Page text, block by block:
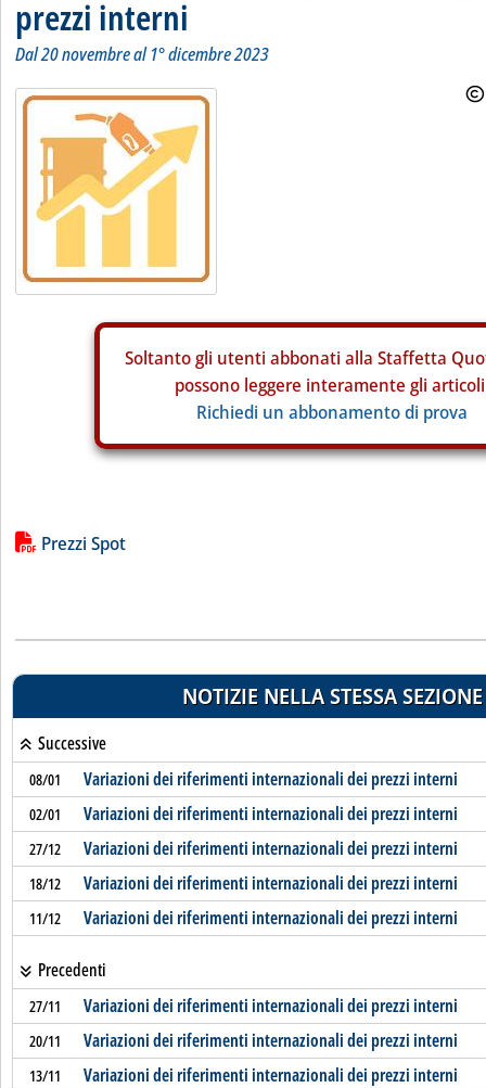
prezzi interni
Dal 20 novembre al 1° dicembre 2023
Soltanto gli utenti abbonati alla Staffetta
possono leggere interamente gli
Richiedi un abbonamento di prova
Lista allegati PDF alla notizia
Prezzi Spot
NOTIZIE NELLA STESSA SEZIONE
Successive
08/01 Variazioni dei riferimenti internazionali dei prezzi interni
02/01 Variazioni dei riferimenti internazionali dei prezzi interni
27/12 Variazioni dei riferimenti internazionali dei prezzi interni
18/12 Variazioni dei riferimenti internazionali dei prezzi interni
11/12 Variazioni dei riferimenti internazionali dei prezzi interni
Precedenti
27/11 Variazioni dei riferimenti internazionali dei prezzi interni
20/11 Variazioni dei riferimenti internazionali dei prezzi interni
13/11 Variazioni dei riferimenti internazionali dei prezzi interni